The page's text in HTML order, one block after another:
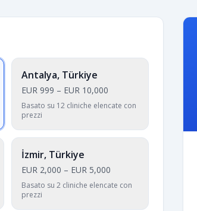
Antalya, Türkiye
EUR 999 – EUR 10,000
Basato su 12 cliniche elencate con
prezzi
İzmir, Türkiye
EUR 2,000 – EUR 5,000
Basato su 2 cliniche elencate con
prezzi